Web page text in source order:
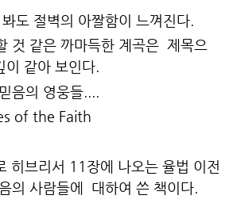
도 절벽의 아짤함이 느껴진다.
것 같은 까마득한 계곡은 제목으
같아 보인다.
음의 영웅들....
of the Faith
히브리서 11장에 나오는 율법 이전
의 사람들에 대하여 쓴 책이다.